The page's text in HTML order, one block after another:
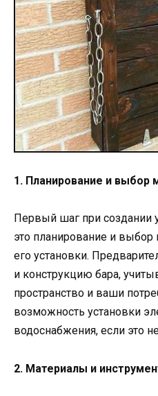
1. Планирование и выбор
Первый шаг при создании
это планирование и выбор
его установки.
и конструкцию бара,
пространство и ваши
возможность установки
водоснабжения, если это
2. Материалы и